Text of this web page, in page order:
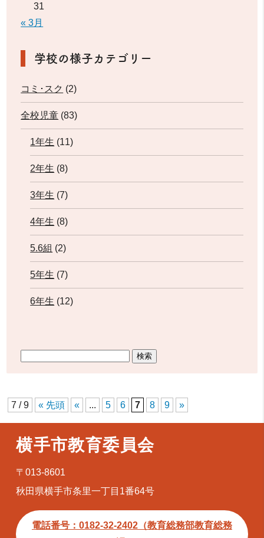
31
« 3月
学校の様子カテゴリー
コミ･スク (2)
全校児童 (83)
1年生 (11)
2年生 (8)
3年生 (7)
4年生 (8)
5.6組 (2)
5年生 (7)
6年生 (12)
7 / 9 « 先頭 « ... 5 6 7 8 9 »
横手市教育委員会
〒013-8601
秋田県横手市条里一丁目1番64号
電話番号：0182-32-2402（教育総務部教育総務